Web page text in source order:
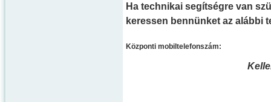
Ha technikai segítségre van
keressen bennünket az alábbi
Központi mobiltelefonszám: